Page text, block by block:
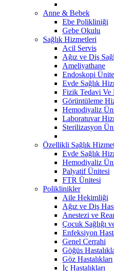
Anne & Bebek
Ebe Polikliniği
Gebe Okulu
Sağlık Hizmetleri
Acil Servis
Ağız ve Diş
Ameliyathane
Endoskopi
Evde Sağlık
Fizik Tedavi Ve
Görüntüleme
Hemodiyaliz
Laboratuvar
Sterilizasyon
Özellikli Sağlık
Evde Sağlık
Hemodiyaliz
Palyatif Ünitesi
FTR Ünitesi
Poliklinikler
Aile Hekimliği
Ağız ve Diş
Anestezi ve
Çocuk Sağlığı
Enfeksiyon
Genel Cerrahi
Göğüs
Göz Hastalıkları
İç Hastalıkları